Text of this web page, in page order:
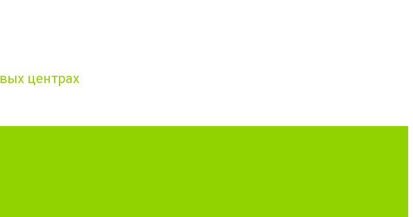
центрах